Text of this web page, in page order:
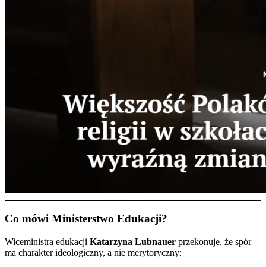
Co mówi Ministerstwo Edukacji?
Wiceministra edukacji Katarzyna Lubnauer przekonuje, że spór
ma charakter ideologiczny, a nie merytoryczny: